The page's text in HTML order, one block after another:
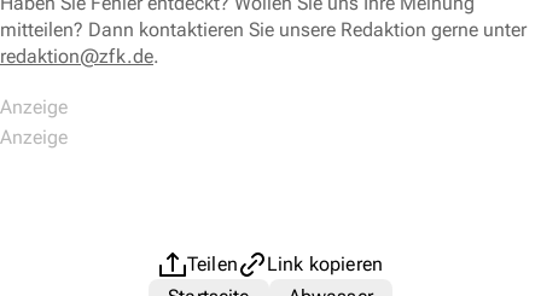
mitteilen? Dann kontaktieren Sie unsere Redaktion gerne unter
redaktion@zfk.de.
Teilen
Link kopieren